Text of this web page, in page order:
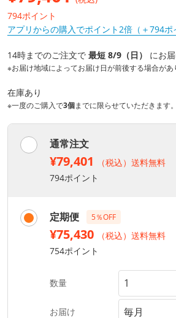
794ポイント
アプリからの購入でポイント2倍（＋794ポ
14時までのご注文で 最短 8/9（日） にお
※お届け地域によってお届け日が前後する場合があ
在庫あり
※一度のご購入で3個までに限らせていただきます。
通常注文
¥79,401
（税込）送料無料
794ポイント
定期便 5％OFF
¥75,430
（税込）送料無料
754ポイント
数量
お届け